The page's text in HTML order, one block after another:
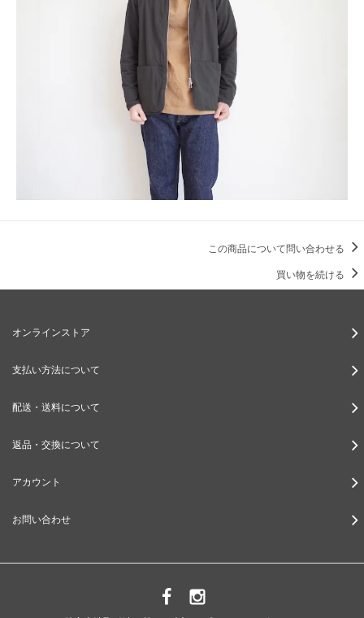
この商品について問い合わせる
買い物を続ける
オンラインストア
支払い方法について
配送・送料について
返品・交換について
アカウント
お問い合わせ